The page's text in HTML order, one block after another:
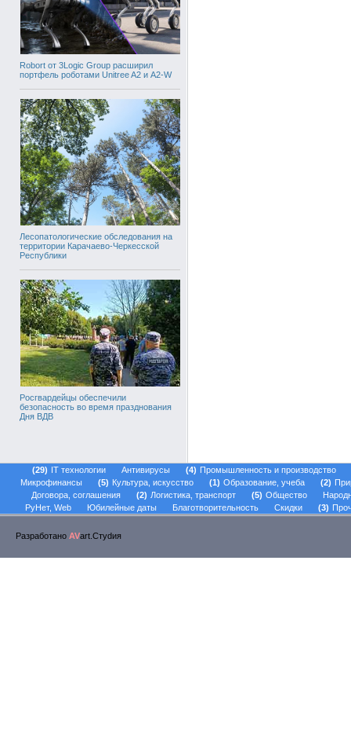
Robort от 3Logic Group расширил
портфель роботами Unitree A2 и A2-W
Лесопатологические обследования на
территории Карачаево-Черкесской
Республики
Росгвардейцы обеспечили
безопасность во время празднования
Дня ВДВ
29 IT технологии Антивирусы 4
Промышленность и производство
Микрофинансы
5 Культура, искусство 1 Образование, учеба 2
Договора, соглашения
2 Логистика, транспорт 5 Общество
РуНет, Web
Юбилейные даты Благотворительность Скидки 3
Разработано AVart.Стуdия